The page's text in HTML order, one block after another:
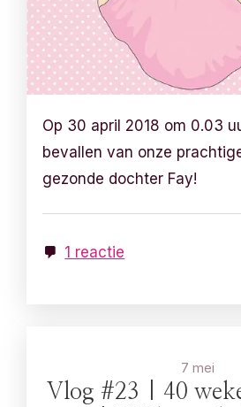
Op 30 april 2018 om 0.03
bevallen van onze
gezonde dochter Fay!
1 reactie
7 mei
Vlog #23 | 40